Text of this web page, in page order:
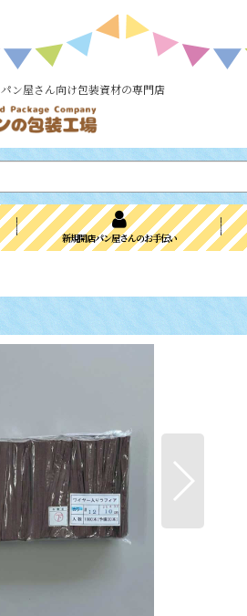
ン屋さん向け包装資材の専門店
新規開店パン屋さんのお手伝い